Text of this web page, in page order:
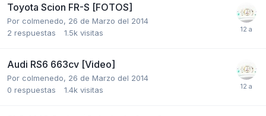
Toyota Scion FR-S [FOTOS]
Por colmenedo, 26 de Marzo del 2014
2 respuestas 1.5k visitas
Audi RS6 663cv [Video]
Por colmenedo, 26 de Marzo del 2014
0 respuestas 1.4k visitas